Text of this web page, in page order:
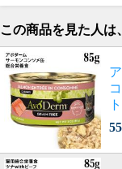
この商品を見た人は